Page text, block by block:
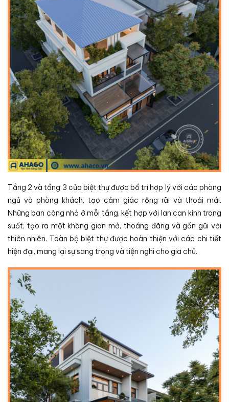
Tầng 2 và tầng 3 của biệt thự được bố trí hợp lý với các phòng
ngủ và phòng khách, tạo cảm giác rộng rãi và thoải mái.
Những ban công nhỏ ở mỗi tầng, kết hợp với lan can kính trong
suốt, tạo ra một không gian mở, thoáng đãng và gần gũi với
thiên nhiên. Toàn bộ biệt thự được hoàn thiện với các chi tiết
hiện đại, mang lại sự sang trọng và tiện nghi cho gia chủ.